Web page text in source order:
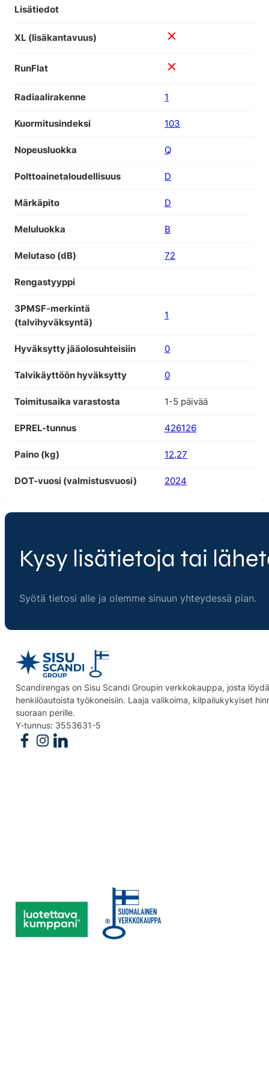
Lisätiedot
XL (lisäkantavuus)
RunFlat
Radiaalirakenne 1
Kuormitusindeksi 103
Nopeusluokka Q
Polttoainetaloudellisuus D
Märkäpito D
Meluluokka B
Melutaso (dB) 72
Rengastyyppi
3PMSF-merkintä
(talvihyväksyntä)
1
Hyväksytty jääolosuhteisiin 0
Talvikäyttöön hyväksytty 0
Toimitusaika varastosta 1-5 päivää
EPREL-tunnus 426126
Paino (kg) 12,27
DOT-vuosi (valmistusvuosi) 2024
Kysy lisätietoja tai
Syötä tietosi alle ja olemme sinuun yhteydessä pian.
Scandirengas on Sisu Scandi Groupin verkkokauppa, josta
henkilöautoista työkoneisiin. Laaja valikoima, kilpailukykyiset
suoraan perille.
Y-tunnus: 3553631-5
Follow us on Facebook
Follow us on Instagram
Follow us on Linkedin